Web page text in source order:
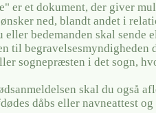
er et dokument, der giver
ned, blandt andet i
eller bedemanden skal sende
til begravelsesmyndigheden
sognepræsten i det sogn,
skal du også
dåbs eller navneattest og